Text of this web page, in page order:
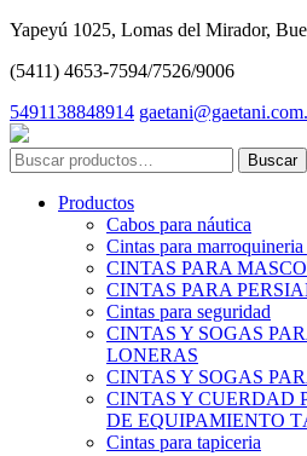
Yapeyú 1025, Lomas del Mirador,
(5411) 4653-7594/7526/9006
5491138848914
Buscar
por:
Productos
Cabos para náutica
Cintas para
CINTAS PARA
CINTAS PARA
Cintas para seguridad
CINTAS Y SOGAS
LONERAS
CINTAS Y SOGAS
CINTAS Y CUERDAD
DE EQUIPAMIENTO
Cintas para tapiceria